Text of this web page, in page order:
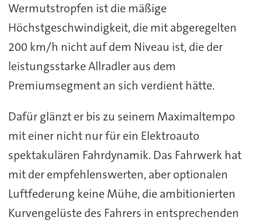
Wermutstropfen ist die mäßige
Höchstgeschwindigkeit, die mit abgeregelten
200 km/h nicht auf dem Niveau ist, die der
leistungsstarke Allradler aus dem
Premiumsegment an sich verdient hätte.
Dafür glänzt er bis zu seinem Maximaltempo
mit einer nicht nur für ein Elektroauto
spektakulären Fahrdynamik. Das Fahrwerk hat
mit der empfehlenswerten, aber optionalen
Luftfederung keine Mühe, die ambitionierten
Kurvengelüste des Fahrers in entsprechenden